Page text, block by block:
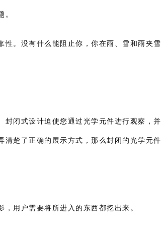
。没有什么能阻止你，你在雨、雪和雨夹雪
闭式设计迫使您通过光学元件进行观察，并
楚了正确的展示方式，那么封闭的光学元件
用户需要将所进入的东西都挖出来。